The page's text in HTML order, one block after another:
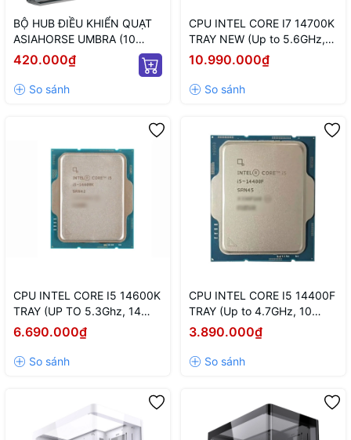
BỘ HUB ĐIỀU KHIỂN QUẠT
ASIAHORSE UMBRA (10
CỔNG KẾT NỐI PWM VÀ 5V
ARGB/ NGUỒN SATA)
420.000₫
CPU INTEL CORE I7 14700K
TRAY NEW (Up to 5.6GHz,
20 Nhân 28 Luồng, 33MB
Cache, 125W) - Socket Intel
LGA 1700/Raptor Lake)
10.990.000₫
CPU INTEL CORE I5 14600K
TRAY (UP TO 5.3Ghz, 14
NHÂN 20 LUỒNG, 24MB
CACHE, 125W) - Socket Intel
LGA 1700/RAPTOR LAKE
6.690.000₫
CPU INTEL CORE I5 14400F
TRAY (Up to 4.7GHz, 10
Nhân 16 Luồng, 20MB
Cache) - Socket Intel LGA
1700/Raptor Lake
3.890.000₫